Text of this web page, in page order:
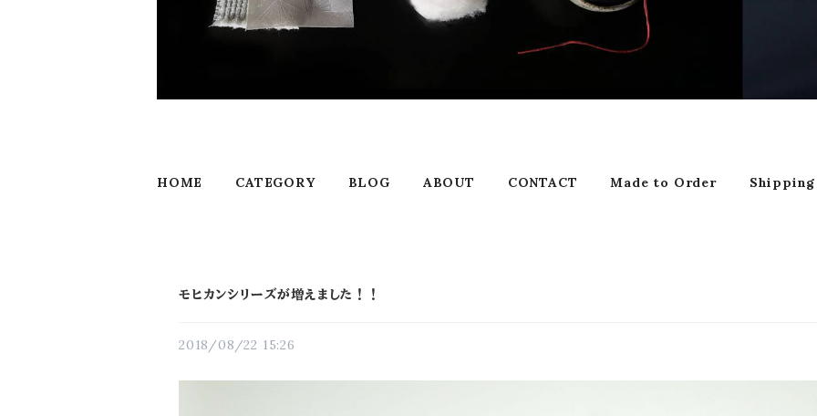
HOME CATEGORY BLOG ABOUT CONTACT Made to Order
モヒカンシリーズが増えました！！
2018/08/22 15:26